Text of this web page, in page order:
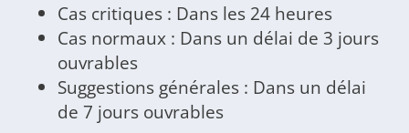
Cas critiques : Dans les 24 heures
Cas normaux : Dans un délai de 3 jours
ouvrables
Suggestions générales : Dans un délai
de 7 jours ouvrables